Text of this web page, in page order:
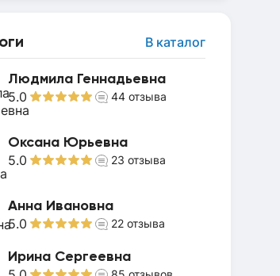
В каталог
Людмила Геннадьевна
5.0 44 отзыва
Оксана Юрьевна
5.0 23 отзыва
Анна Ивановна
5.0 22 отзыва
Ирина Сергеевна